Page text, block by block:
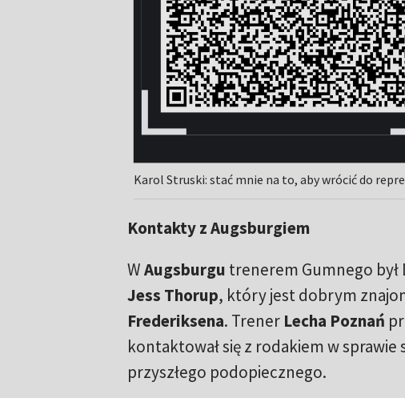
Karol Struski: stać mnie na to, aby wrócić do
Kontakty z Augsburgiem
WAugsburgu trenerem Gumnego był
Jess Thorup, który jest dobrym
Frederiksena. Trener Lecha Poznań
kontaktował się z rodakiem w sprawie
przyszłego podopiecznego.